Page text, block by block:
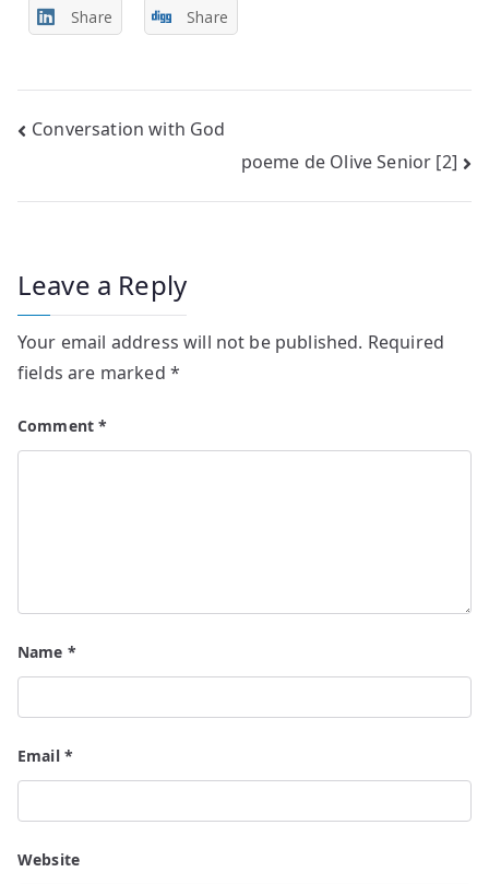
Share Share
Post
Conversation with God
poeme de Olive Senior [2]
Leave a Reply
Your email address will not be published. Required
fields are marked *
Comment*
Name *
Email *
Website